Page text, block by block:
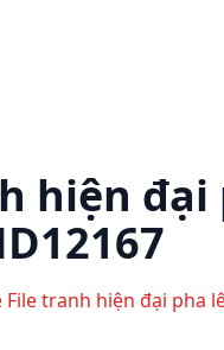
hiện đại
tranh hiện đại pha